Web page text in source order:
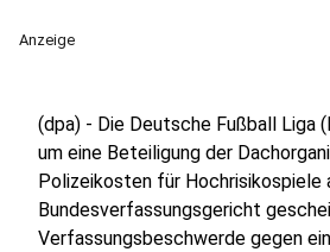
Anzeige
(dpa) - Die Deutsche Fußball Liga
um eine Beteiligung der
Polizeikosten für Hochrisikospiele
Bundesverfassungsgericht
Verfassungsbeschwerde gegen